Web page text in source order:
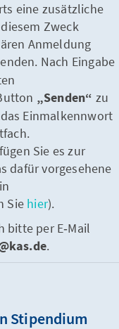
eine zusätzliche
Zweck
Anmeldung
Nach Eingabe
„Senden“ zu
Einmalkennwort
Sie es zur
dafür vorgesehene
Sie hier).
bitte per E‑Mail
.
Stipendium